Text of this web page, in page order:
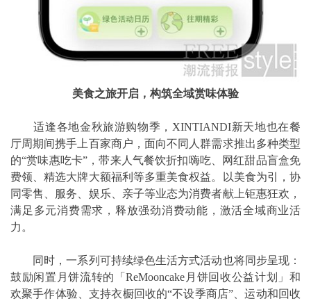
美食之旅开启，构筑全域赏味体验
适逢各地金秋旅游购物季，XINTIANDI新天地也在餐
厅周期间携手上百家商户，面向不同人群需求推出多种类型
的“赏味惠吃卡”，带来人气餐饮折扣嗨吃、网红甜品盲盒免
费领、精选大牌大额福利等多重美食权益。以美食为引，协
同零售、服务、娱乐、亲子等业态为消费者献上钜惠狂欢，
满足多元消费需求，释放强劲消费动能，激活全域商业活
力。
同时，一系列可持续绿色生活方式活动也将同步呈现：
鼓励闲置月饼流转的「ReMooncake月饼回收公益计划」和
欢聚手作体验、支持衣橱回收的“不设季商店”、运动和回收